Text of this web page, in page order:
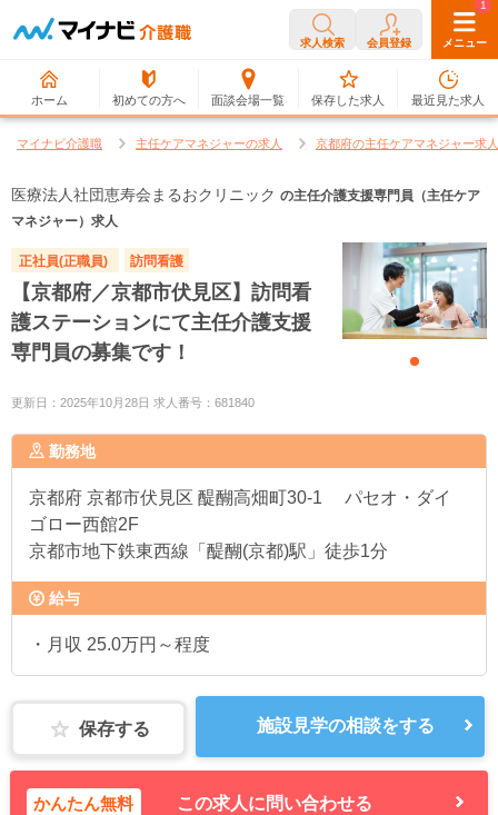
求人検索 会員登録 メニュー
ホーム 初めての方へ 面談会場一覧
0
保存した求人
1
最近見た求人
マイナビ介護職 主任ケアマネジャーの求人 京都府の主任ケアマネジャー求人
医療法人社団恵寿会まるおクリニック の主任介護支援専門員（主任ケア
マネジャー）求人
正社員(正職員) 訪問看護
【京都府／京都市伏見区】訪問看
護ステーションにて主任介護支援
専門員の募集です！
更新日：2025年10月28日 求人番号：681840
勤務地
京都府 京都市伏見区 醍醐高畑町30-1 パセオ・ダイ
ゴロー西館2F
京都市地下鉄東西線「醍醐(京都)駅」徒歩1分
給与
・月収 25.0万円～程度
保存する 施設見学の相談をする
かんたん無料 この求人に問い合わせる